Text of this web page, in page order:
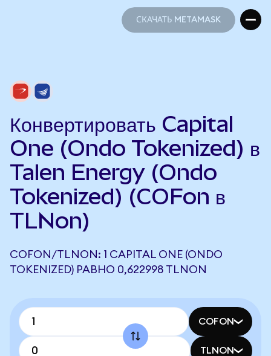
СКАЧАТЬ METAMASK
Конвертировать Capital
One (Ondo Tokenized) в
Talen Energy (Ondo
Tokenized) (COFon в
TLNon)
COFON/TLNON: 1 CAPITAL ONE (ONDO
TOKENIZED) РАВНО 0,622998 TLNON
COFON
TLNON